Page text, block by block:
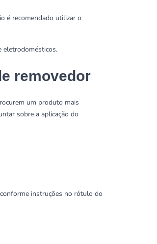
é recomendado utilizar o
eletrodomésticos.
removedor
um produto mais
sobre a aplicação do
instruções no rótulo do